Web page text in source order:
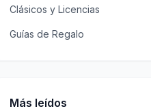
Clásicos y Licencias
Guías de Regalo
Más leídos